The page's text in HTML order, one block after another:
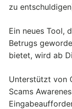
zu
Ein neues Tool,
Betrugs
bietet, wird ab
Unterstützt von
Scams